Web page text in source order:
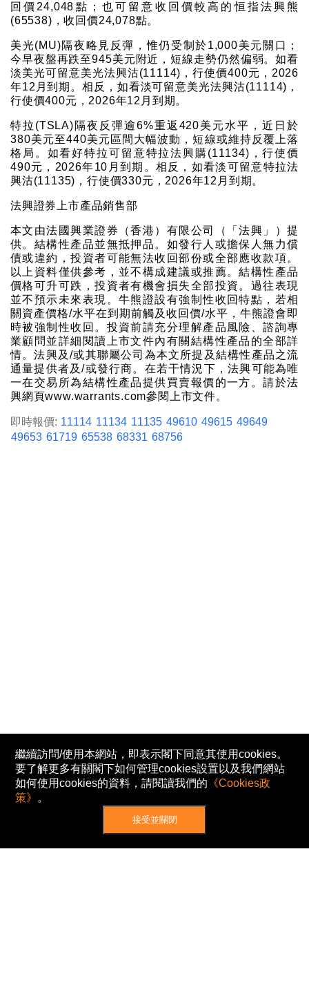
回價24,048點；也可留意收回價較高的恒指法興熊
(65538)，收回價24,078點。
美光(MU)隔夜略見反彈，惟仍受制於1,000美元關口；
今早夜盤再跌至945美元附近，短線走勢仍然偏弱。如看
淡美光可留意美光法興沽(11114)，行使價400元，2026
年12月到期。相反，如看淡可留意美光法興沽(11114)，
行使價400元，2026年12月到期。
特拉(TSLA)隔夜反彈逾6%重返420美元水平，近日於
380美元至440美元區間大幅波動，短線或維持反覆上落
格局。如看好特拉可留意特拉法興購(11134)，行使價
490元，2026年10月到期。相反，如看淡可留意特拉法
興沽(11135)，行使價330元，2026年12月到期。
法興證券上市產品銷售部
本文由法國興業證券（香港）有限公司（「法興」）提
供。結構性產品並無抵押品。如發行人或擔保人無力償
債或違約，投資者可能無法收回部份或全部應收款項。
以上資料僅供參考，並不構成建議或推薦。結構性產品
價格可升可跌，投資者有機會損失全部投資。過往表現
並不預示未來表現。牛熊證設有強制性收回特點，若相
關資產價格/水平在到期前觸及收回價/水平，牛熊證會即
時被強制性收回。投資前請充分理解產品風險、諮詢專
業顧問並詳細閱讀上市文件內有關結構性產品的全部詳
情。法興及/或其聯屬公司為本文所提及結構性產品之流
通量提供者及/或發行商。在若干情況下，法興可能為唯
一在交易所為結構性產品提供買賣報價的一方。請於法
興網頁www.warrants.com參閱上市文件。
即時報價: 11114 11134 11135 49610 49615 49649
49653 61719 65538 68331 68756
繼續訪問/使用本網站，即表示閣下同意其使用cookies。
要了解更多有關閣下如何管理cookies設置以及我們網站
如何使用cookies的資料，請閱讀我們的 《Cookies政
策》 。
接受並關閉